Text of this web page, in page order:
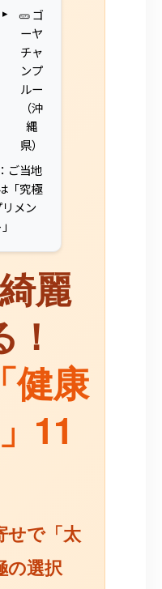
🥒 ゴ
ーヤ
チャ
ンプ
ルー
（沖
縄
県）
ご当地
「究極
メン
麗
健康
11
せで「太
の選択